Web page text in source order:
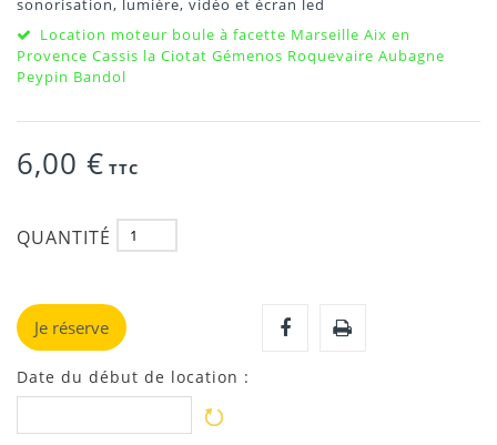
sonorisation, lumière, vidéo et écran led
Location moteur boule à facette Marseille Aix en
Provence Cassis la Ciotat Gémenos Roquevaire Aubagne
Peypin Bandol
6,00 € TTC
QUANTITÉ
Je réserve
Date du début de location :